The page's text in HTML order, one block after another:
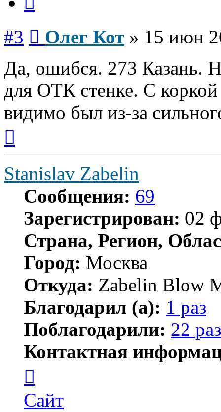
#3 Олег Кот » 15 июн
Да, ошибся. 273 Казань.
для ОТК стенке. С коркой
видимо был из-за
началу
Stanislav Zabelin
Сообщения: 69
Зарегистрирован: 02
Страна, Регион,
Город: Москва
Откуда: Zabelin Blow
Благодарил (а): 1 раз
Поблагодарили: 22
Контактная
пользователя
Stanislav
Zabelin
Сайт